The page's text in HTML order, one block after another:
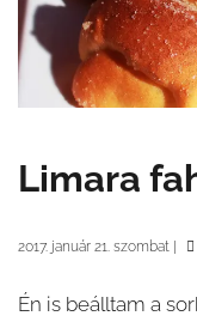
Limara
2017. január 21. szombat
Én is beálltam a